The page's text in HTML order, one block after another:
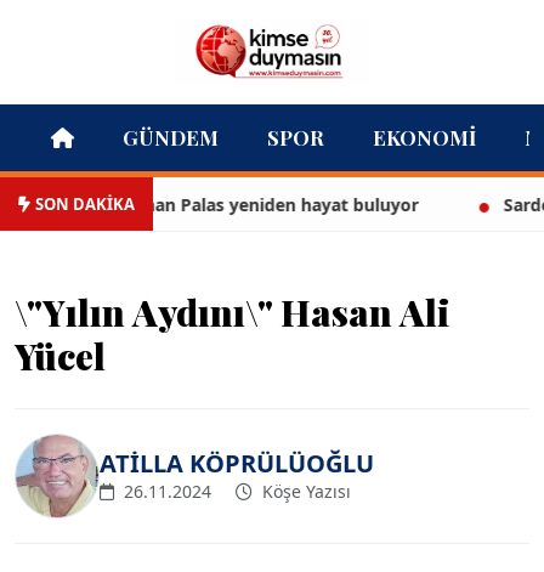
GÜNDEM SPOR EKONOMI
SON DAKİKA
yapısı Cihan Palas yeniden hayat buluyor Sardes
\"Yılın Aydını\" Hasan Ali
Yücel
ATİLLA KÖPRÜLÜOĞLU
26.11.2024 Köşe Yazısı